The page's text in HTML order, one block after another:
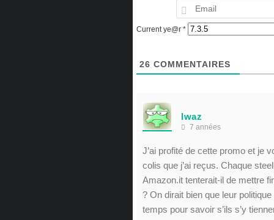
Current ye@r *
26 COMMENTAIRES
lwaz
7 années
J’ai profité de cette promo et je
colis que j’ai reçus. Chaque
Amazon.it tenterait-il de mettre
? On dirait bien que leur
temps pour savoir s’ils s’y